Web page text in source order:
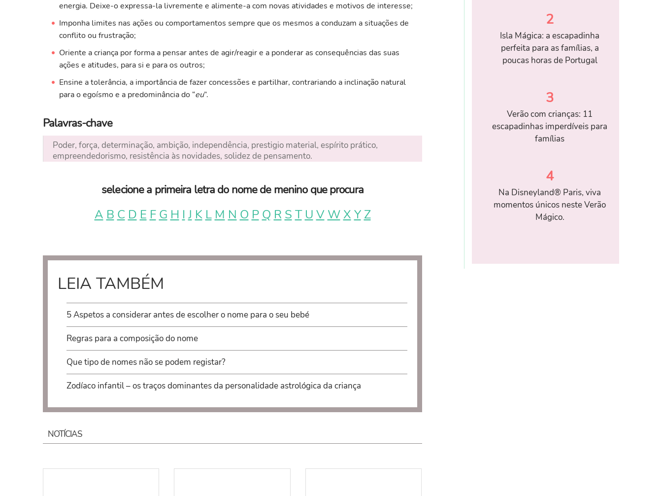
energia. Deixe-o expressa-la livremente e alimente-a com novas atividades e motivos de interesse;
Imponha limites nas ações ou comportamentos sempre que os mesmos a conduzam a situações de
conflito ou frustração;
Oriente a criança por forma a pensar antes de agir/reagir e a ponderar as consequências das suas
ações e atitudes, para si e para os outros;
Ensine a tolerância, a importância de fazer concessões e partilhar, contrariando a inclinação natural
para o egoísmo e a predominância do “eu”.
Palavras-chave
Poder, força, determinação, ambição, independência, prestigio material, espírito prático,
empreendedorismo, resistência às novidades, solidez de pensamento.
selecione a primeira letra do nome de menino que procura
A B C D E F G H I J K L M N O P Q R S T U V W X Y Z
LEIA TAMBÉM
5 Aspetos a considerar antes de escolher o nome para o seu bebé
Regras para a composição do nome
Que tipo de nomes não se podem registar?
Zodíaco infantil – os traços dominantes da personalidade astrológica da criança
NOTÍCIAS
2
Isla Mágica: a escapadinha
perfeita para as famílias, a
poucas horas de Portugal
3
Verão com crianças: 11
escapadinhas imperdíveis para
famílias
4
Na Disneyland® Paris, viva
momentos únicos neste Verão
Mágico.